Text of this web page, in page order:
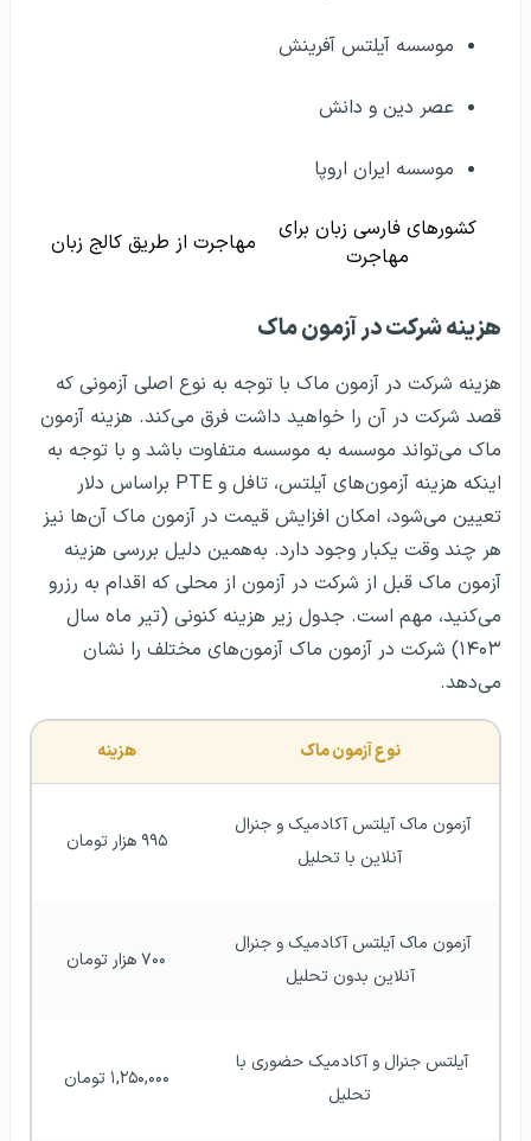
موسسه آیلتس آفرینش
عصر دین و دانش
موسسه ایران اروپا
کشورهای فارسی زبان برای
مهاجرت
مهاجرت از طریق کالج زبان
هزینه شرکت در آزمون ماک
هزینه شرکت در آزمون ماک با توجه به نوع اصلی آزمونی که
قصد شرکت در آن را خواهید داشت فرق می‌کند. هزینه آزمون
ماک می‌تواند موسسه به موسسه متفاوت باشد و با توجه به
اینکه هزینه آزمون‌های آیلتس، تافل و PTE براساس دلار
تعیین می‌شود، امکان افزایش قیمت در آزمون ماک آن‌ها نیز
هر چند وقت یکبار وجود دارد. به‌همین دلیل بررسی هزینه
آزمون ماک قبل از شرکت در آزمون از محلی که اقدام به رزرو
می‌کنید، مهم است. جدول زیر هزینه کنونی (تیر ماه سال
۱۴۰۳) شرکت در آزمون ماک آزمون‌های مختلف را نشان
می‌دهد.
نوع آزمون ماک هزینه
آنلاین با تحلیل
۹۹۵ هزار تومان
آنلاین بدون تحلیل
۷۰۰ هزار تومان
تحلیل
۱,۲۵۰,۰۰۰ تومان